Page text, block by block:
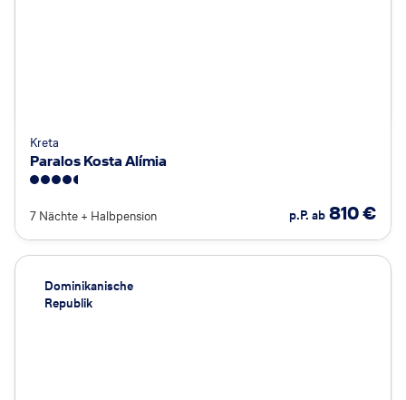
Kreta
Paralos Kosta Alímia
7 Nächte + Halbpension p.P. ab 810€
Dominikanische
Republik